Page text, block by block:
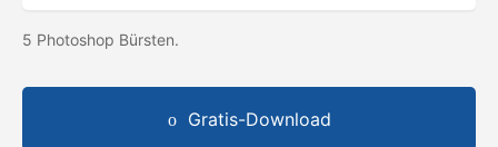
5 Photoshop Bürsten.
Gratis-Download